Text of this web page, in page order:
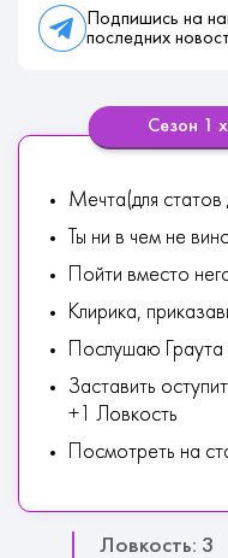
Подпишись на
последних
Сезон 1
Мечта(для статов
Ты ни в чем не
Пойти вместо
Клирика,
Послушаю Граута
Заставить
+1 Ловкость
Посмотреть на
Ловкость: 3